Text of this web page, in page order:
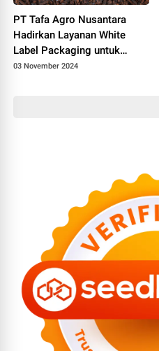
PT Tafa Agro Nusantara
Hadirkan Layanan White
Label Packaging untuk
Ekspor Cengkeh Berkualitas
03 November 2024